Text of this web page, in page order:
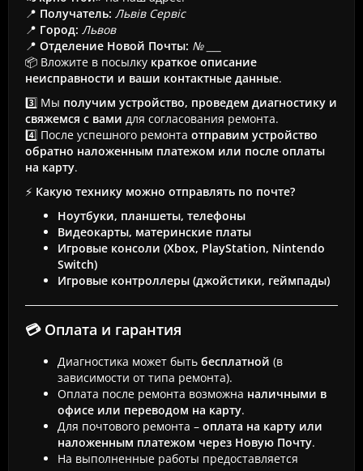
📍 Получатель: Львів Сервіс
📍 Город: Львов
📍 Отделение Новой Почты: № ___
📦 Вложите в посылку краткое описание
неисправности и ваши контактные данные.
3️⃣ Мы получим устройство, проведем диагностику и
свяжемся с вами для согласования ремонта.
4️⃣ После успешного ремонта отправим устройство
обратно наложенным платежом или после оплаты
на карту.
⚡ Какую технику можно отправлять по почте?
Ноутбуки, планшеты, телефоны
Видеокарты, материнские платы
Игровые консоли (Xbox, PlayStation, Nintendo
Switch)
Игровые контроллеры (джойстики, геймпады)
💳 Оплата и гарантия
Диагностика может быть бесплатной (в
зависимости от типа ремонта).
Оплата после ремонта возможна наличными в
офисе или переводом на карту.
Для почтового ремонта – оплата на карту или
наложенным платежом через Новую Почту.
На выполненные работы предоставляется